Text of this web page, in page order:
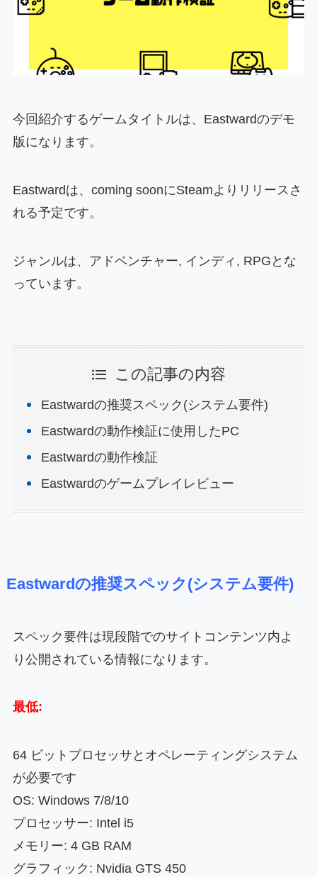
今回紹介するゲームタイトルは、Eastwardのデモ
版になります。
Eastwardは、coming soonにSteamよりリリースさ
れる予定です。
ジャンルは、アドベンチャー, インディ, RPGとな
っています。
この記事の内容
Eastwardの推奨スペック(システム要件)
Eastwardの動作検証に使用したPC
Eastwardの動作検証
Eastwardのゲームプレイレビュー
Eastwardの推奨スペック(システム要件)
スペック要件は現段階でのサイトコンテンツ内よ
り公開されている情報になります。
最低:
64 ビットプロセッサとオペレーティングシステム
が必要です
OS: Windows 7/8/10
プロセッサー: Intel i5
メモリー: 4 GB RAM
グラフィック: Nvidia GTS 450